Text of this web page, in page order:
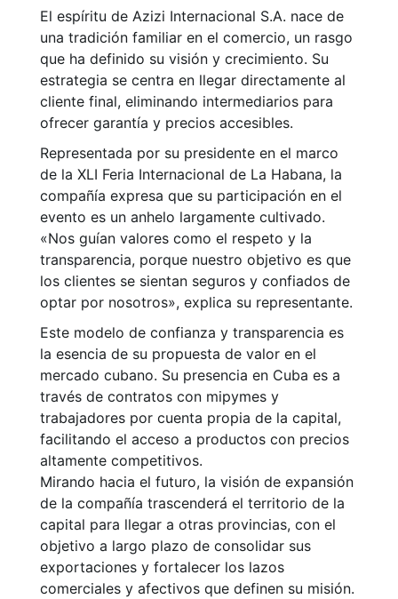
El espíritu de Azizi Internacional S.A. nace de
una tradición familiar en el comercio, un rasgo
que ha definido su visión y crecimiento. Su
estrategia se centra en llegar directamente al
cliente final, eliminando intermediarios para
ofrecer garantía y precios accesibles.
Representada por su presidente en el marco
de la XLI Feria Internacional de La Habana, la
compañía expresa que su participación en el
evento es un anhelo largamente cultivado.
«Nos guían valores como el respeto y la
transparencia, porque nuestro objetivo es que
los clientes se sientan seguros y confiados de
optar por nosotros», explica su representante.
Este modelo de confianza y transparencia es
la esencia de su propuesta de valor en el
mercado cubano. Su presencia en Cuba es a
través de contratos con mipymes y
trabajadores por cuenta propia de la capital,
facilitando el acceso a productos con precios
altamente competitivos.
Mirando hacia el futuro, la visión de expansión
de la compañía trascenderá el territorio de la
capital para llegar a otras provincias, con el
objetivo a largo plazo de consolidar sus
exportaciones y fortalecer los lazos
comerciales y afectivos que definen su misión.